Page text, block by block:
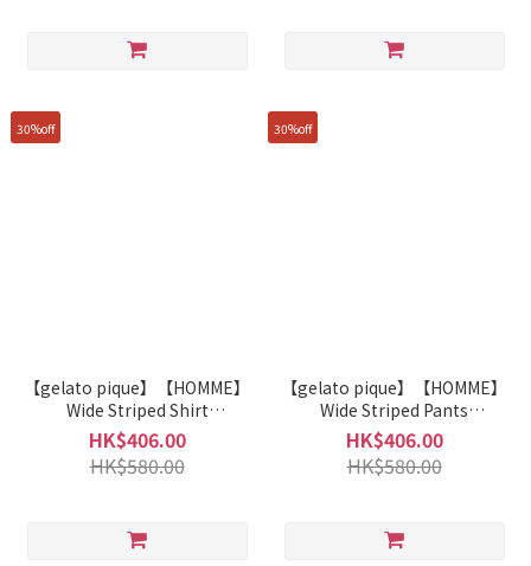
30%off
【gelato pique】【HOMME】
Wide Striped Shirt
PMFT261968
HK$406.00
HK$580.00
30%off
【gelato pique】【HOMME】
Wide Striped Pants
PMFP261969
HK$406.00
HK$580.00